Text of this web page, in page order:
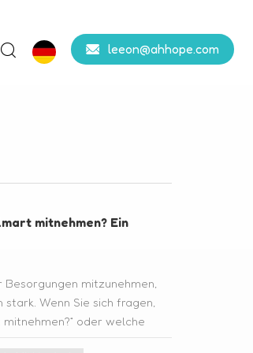
leeon@ahhope.com
mitnehmen? Ein
Besorgungen mitzunehmen,
Wenn Sie sich fragen,
oder welche
schlüsselt die Regeln